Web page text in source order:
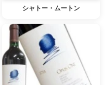
シャトー・ムートン